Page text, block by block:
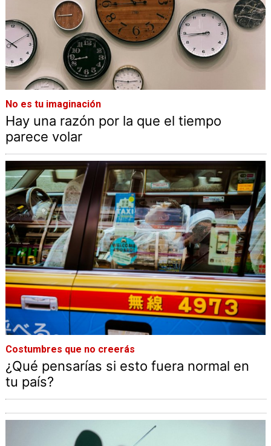
No es tu imaginación
Hay una razón por la que el tiempo
parece volar
Costumbres que no creerás
¿Qué pensarías si esto fuera normal en
tu país?